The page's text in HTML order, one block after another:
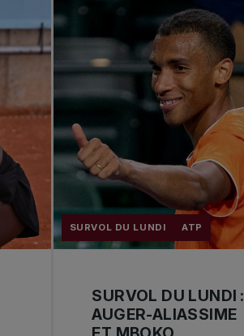
Tennis professionnel
Redéfinir le jeu
Tournois nationaux
SURVOL DU LUNDI ATP
SURVOL DU LUNDI :
AUGER-ALIASSIME